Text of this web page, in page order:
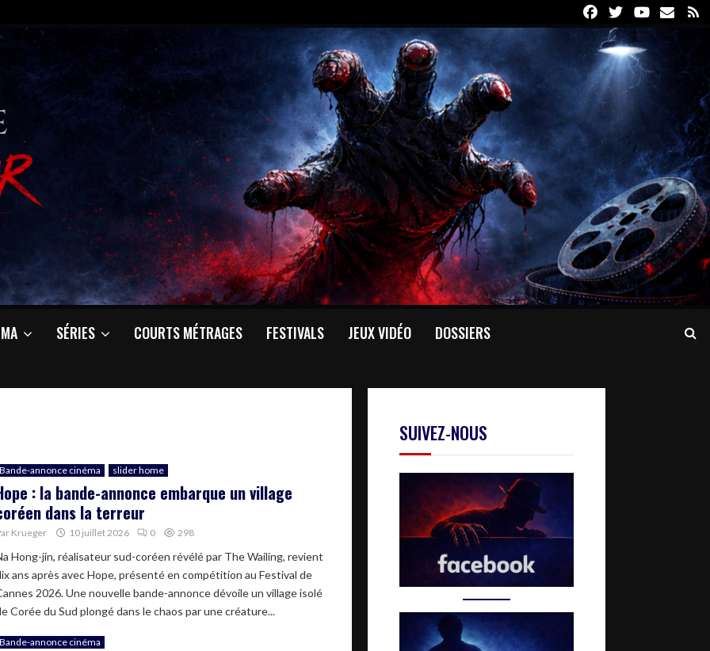
FacebookTwitterYoutube
Email
SÉRIES COURTS MÉTRAGES FESTIVALS JEUX VIDÉO DOSSIERS
Bande-annonce cinéma slider home
: la bande-annonce embarque un village
dans la terreur
Krueger 10 juillet 2026 0 298
Hong-jin, réalisateur sud-coréen révélé par The Wailing, revient
ans après avec Hope, présenté en compétition au Festival de
2026. Une nouvelle bande-annonce dévoile un village isolé
Corée du Sud plongé dans le chaos par une créature...
Bande-annonce cinéma
SUIVEZ-NOUS